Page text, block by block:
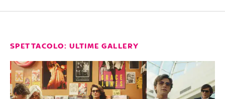
SPETTACOLO: ULTIME GALLERY